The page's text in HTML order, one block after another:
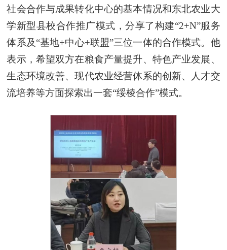
社会合作与成果转化中心的基本情况和东北农业大
学新型县校合作推广模式，分享了构建“2+N”服务
体系及“基地+中心+联盟”三位一体的合作模式。他
表示，希望双方在粮食产量提升、特色产业发展、
生态环境改善、现代农业经营体系的创新、人才交
流培养等方面探索出一套“绥棱合作”模式。